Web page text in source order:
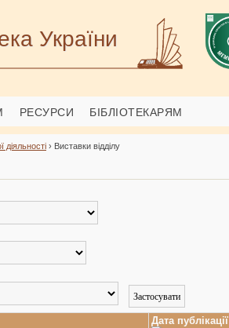
України
РЕСУРСИ БІБЛІОТЕКАРЯМ
діяльності › Виставки відділу
Дата публікації